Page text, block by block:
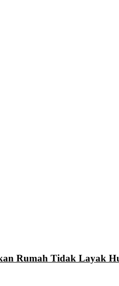
Rumah Tidak Layak